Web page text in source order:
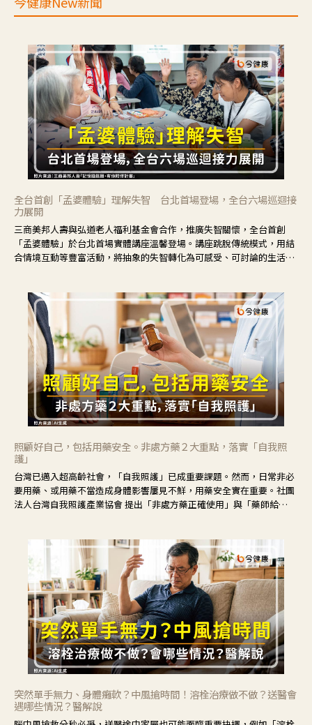
全台首創「孟婆體驗」理解失智 台北首場登場，全台六場巡迴接
力展開
三商美邦人壽與弘道老人福利基金會合作，推廣失智關懷，全台首創
「孟婆體驗」於台北首場實體講座溫馨登場。講座跳脫傳統模式，用結
合情境互動等豐富活動，將抽象的失智轉化為可感受、可討論的生活情
照顧好自己，包括用藥安全。非處方藥２大重點，落實「自我照
護」
台灣已邁入超高齡社會，「自我照護」已成重要課題。然而，日常非必
要用藥、或用藥不當造成身體影響屢見不鮮，用藥安全實在重要。社團
法人台灣自我照護產業協會 提出「非處方藥正確使用」與「藥師給
突然單手無力、身體癱軟？中風搶時間！溶栓治療做不做？送醫會
遇哪些情況？醫解說